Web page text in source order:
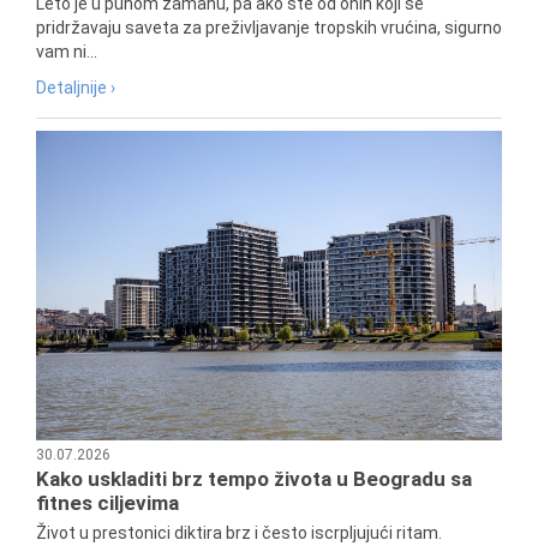
pridržavaju saveta za preživljavanje tropskih vrućina, sigurno
vam ni...
Detaljnije ›
30.07.2026
Kako uskladiti brz tempo života u Beogradu sa
fitnes ciljevima
Život u prestonici diktira brz i često iscrpljujući ritam.